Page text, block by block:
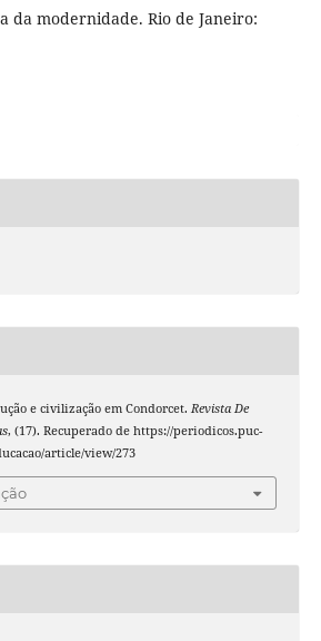
da modernidade. Rio de Janeiro:
e civilização em Condorcet. Revista De
, (17). Recuperado de https://periodicos.puc-
article/view/273